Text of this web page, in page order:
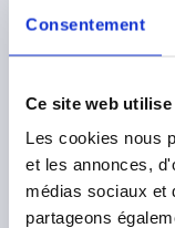
Consentement
Ce site web utilise
Les cookies nous
et les annonces,
médias sociaux et
partageons
hors TVA
hors frais d’envoi